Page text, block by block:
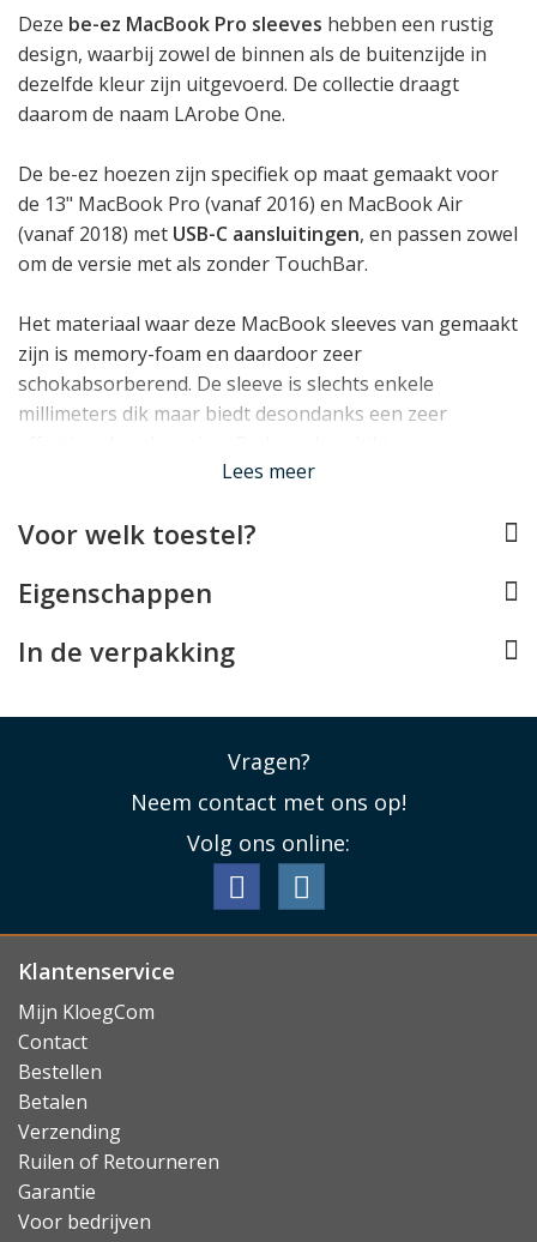
Deze be-ez MacBook Pro sleeves hebben een rustig
design, waarbij zowel de binnen als de buitenzijde in
dezelfde kleur zijn uitgevoerd. De collectie draagt
daarom de naam LArobe One.
De be-ez hoezen zijn specifiek op maat gemaakt voor
de 13" MacBook Pro (vanaf 2016) en MacBook Air
(vanaf 2018) met USB-C aansluitingen, en passen zowel
om de versie met als zonder TouchBar.
Het materiaal waar deze MacBook sleeves van gemaakt
zijn is memory-foam en daardoor zeer
schokabsorberend. De sleeve is slechts enkele
millimeters dik maar biedt desondanks een zeer
degelijke metalen ritssluiting, waarbij een rand in de
de MacBook.
Lees meer
Voor welk toestel?
Eigenschappen
In de verpakking
Vragen?
Neem contact met ons op!
Volg ons online:
Klantenservice
Mijn KloegCom
Contact
Bestellen
Betalen
Verzending
Ruilen of Retourneren
Garantie
Voor bedrijven